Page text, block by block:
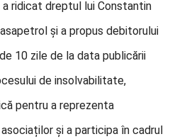
ridicat dreptul lui Constantin
și a propus debitorului
10 zile de la data publicării
de insolvabilitate,
pentru a reprezenta
și a participa în cadrul